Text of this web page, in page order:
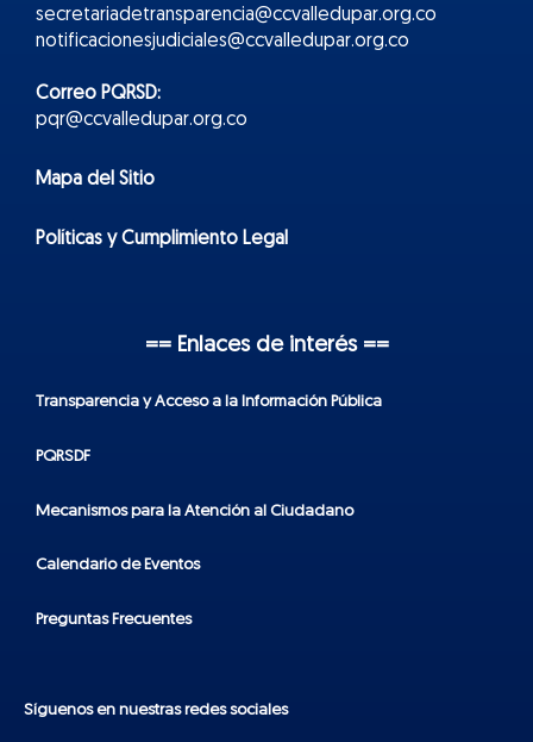
secretariadetransparencia@ccvalledupar.org.co
notificacionesjudiciales@ccvalledupar.org.co
Correo PQRSD:
pqr@ccvalledupar.org.co
Mapa del Sitio
Políticas y Cumplimiento Legal
== Enlaces de interés ==
Transparencia y Acceso a la Información Pública
PQRSDF
Mecanismos para la Atención al Ciudadano
Calendario de Eventos
Preguntas Frecuentes
Síguenos en nuestras redes sociales